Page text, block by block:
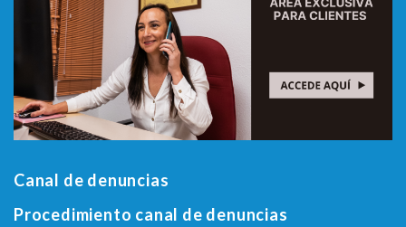
Canal de denuncias
Procedimiento canal de denuncias